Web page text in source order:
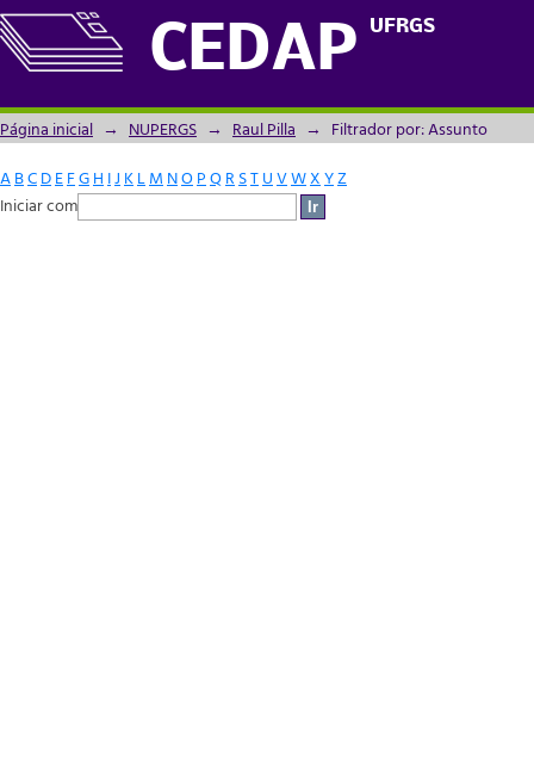
CEDAP UFRGS
Filtrador por: Assunto
Página inicial → NUPERGS → Raul Pilla → Filtrador por: Assunto
ABCDEFGH IJ KLM NOPQRSTUVWXYZ
Iniciar com